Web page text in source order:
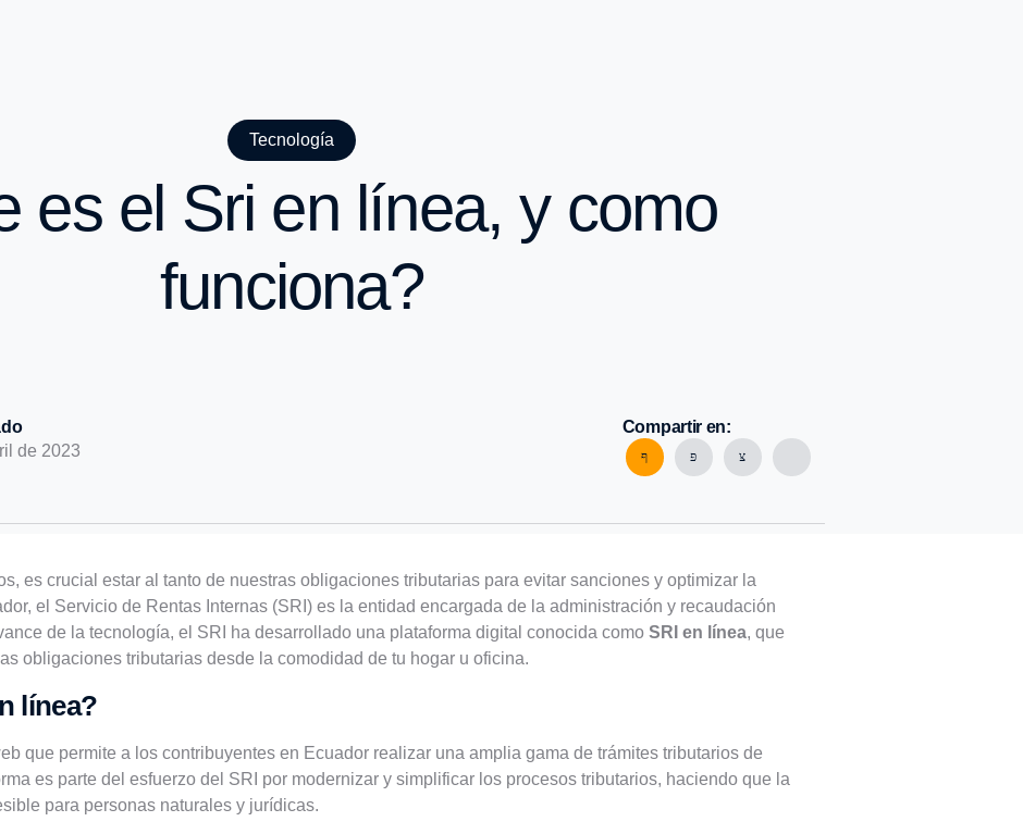
Tecnología
es el Sri en línea, y como
funciona?
de 2023
Compartir en:
es crucial estar al tanto de nuestras obligaciones tributarias para evitar sanciones y optimizar la
el Servicio de Rentas Internas (SRI) es la entidad encargada de la administración y recaudación
de la tecnología, el SRI ha desarrollado una plataforma digital conocida como SRI en línea, que
obligaciones tributarias desde la comodidad de tu hogar u oficina.
línea?
que permite a los contribuyentes en Ecuador realizar una amplia gama de trámites tributarios de
es parte del esfuerzo del SRI por modernizar y simplificar los procesos tributarios, haciendo que la
para personas naturales y jurídicas.